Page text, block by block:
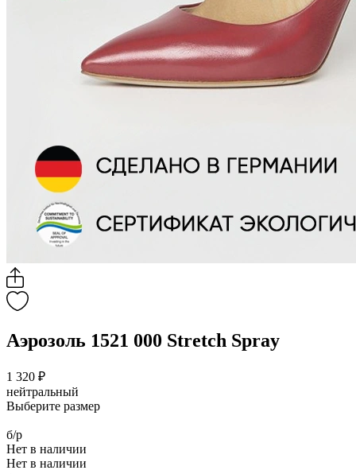
Аэрозоль 1521 000 Stretch Spray
1 320 ₽
нейтральный
Выберите размер
б/р
Нет в наличии
Нет в наличии